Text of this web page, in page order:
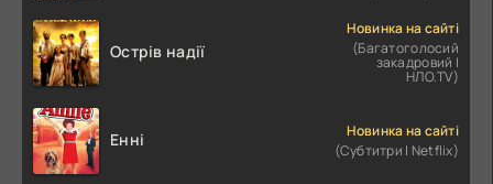
Острів надії
Новинка на сайті
(Багатоголосий
закадровий |
НЛО.TV)
Енні
Новинка на сайті
(Субтитри | Netflix)